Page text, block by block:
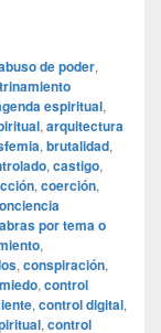
de poder,
espiritual,
, arquitectura
, brutalidad,
, castigo,
, coerción,
por tema o
,
, conspiración,
, control
, control digital,
, control